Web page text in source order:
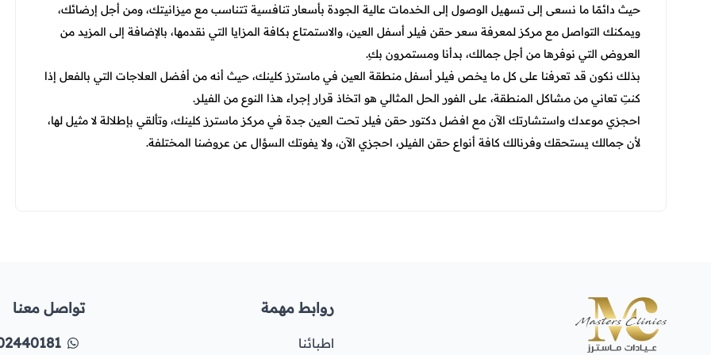
حيث دائمًا ما نسعى إلى تسهيل الوصول إلى الخدمات عالية الجودة بأسعار تنافسية تتناسب مع ميزانيتك، ومن أجل إرضائك،
ويمكنك التواصل مع مركز لمعرفة سعر حقن فيلر أسفل العين، والاستمتاع بكافة المزايا التي نقدمها، بالإضافة إلى المزيد من
العروض التي نوفرها من أجل جمالك، بدأنا ومستمرون بكِ.
بذلك نكون قد تعرفنا على كل ما يخص فيلر أسفل منطقة العين في ماسترز كلينك، حيث أنه من أفضل العلاجات التي بالفعل إذا
كنتِ تعاني من مشاكل المنطقة، على الفور الحل المثالي هو اتخاذ قرار إجراء هذا النوع من الفيلر.
احجزي موعدك واستشارتك الآن مع افضل دكتور حقن فيلر تحت العين جدة في مركز ماسترز كلينك، وتألقي بإطلالة لا مثيل لها،
لأن جمالك يستحقك وفرنالك كافة أنواع حقن الفيلر، احجزي الآن، ولا يفوتك السؤال عن عروضنا المختلفة.
روابط مهمة
اطبائنا
تواصل معنا